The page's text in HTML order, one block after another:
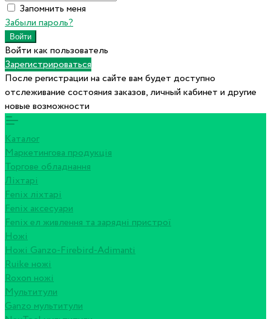
Запомнить меня
Забыли пароль?
Войти как пользователь
Зарегистрироваться
После регистрации на сайте вам будет доступно
отслеживание состояния заказов, личный кабинет и другие
новые возможности
Каталог
Маркетингова продукція
Торгове обладнання
Ліхтарі
Fenix ліхтарі
Fenix аксесуари
Fenix ел живлення та зарядні пристрої
Ножі
Ножі Ganzo-Firebird-Adimanti
Ruike ножі
Roxon ножi
Мультитули
Ganzo мультитули